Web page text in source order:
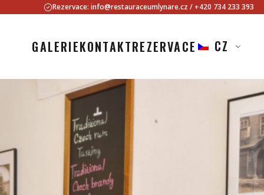
Rezervace: info@restauraceumlynare.cz / +420 734 233 393
GALERIEKONTAKTREZERVACE CZ